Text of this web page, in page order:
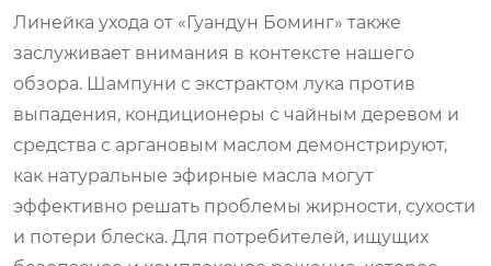
Линейка ухода от «Гуандун Боминг» также
заслуживает внимания в контексте нашего
обзора. Шампуни с экстрактом лука против
выпадения, кондиционеры с чайным деревом и
средства с аргановым маслом демонстрируют,
как натуральные эфирные масла могут
эффективно решать проблемы жирности, сухости
и потери блеска. Для потребителей, ищущих